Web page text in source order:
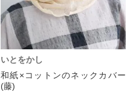
いとをかし
和紙×コットンのネックカバー
(藤)